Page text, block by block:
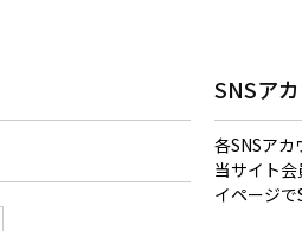
SNSア
各SNSアカ
当サイト
イページで